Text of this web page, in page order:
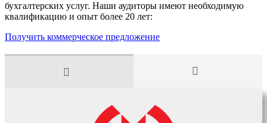
бухгалтерских услуг. Наши аудиторы имеют необходимую
квалификацию и опыт более 20 лет:
Получить коммерческое предложение